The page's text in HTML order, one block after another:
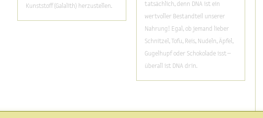
Kunststoff (Galalith) herzustellen.
tatsächlich, denn DNA ist ein
wertvoller Bestandteil unserer
Nahrung! Egal, ob jemand lieber
Schnitzel, Tofu, Reis, Nudeln, Äpfel,
Gugelhupf oder Schokolade isst –
überall ist DNA drin.